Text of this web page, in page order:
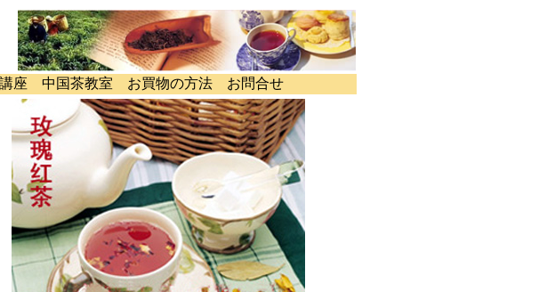
座 中国茶教室 お買物の方法 お問合せ